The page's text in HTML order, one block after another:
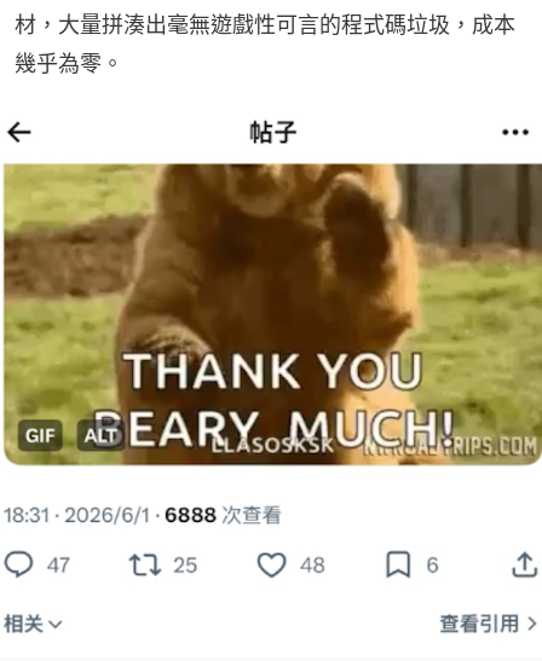
材，大量拼湊出毫無遊戲性可言的程式碼垃圾，成本
幾乎為零。